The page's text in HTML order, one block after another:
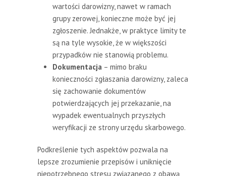
wartości darowizny, nawet w ramach
grupy zerowej, konieczne może być jej
zgłoszenie. Jednakże, w praktyce limity te
są na tyle wysokie, że w większości
przypadków nie stanowią problemu.
Dokumentacja – mimo braku
konieczności zgłaszania darowizny, zaleca
się zachowanie dokumentów
potwierdzających jej przekazanie, na
wypadek ewentualnych przyszłych
weryfikacji ze strony urzędu skarbowego.
Podkreślenie tych aspektów pozwala na
lepsze zrozumienie przepisów i uniknięcie
niepotrzebnego stresu związanego z obawą